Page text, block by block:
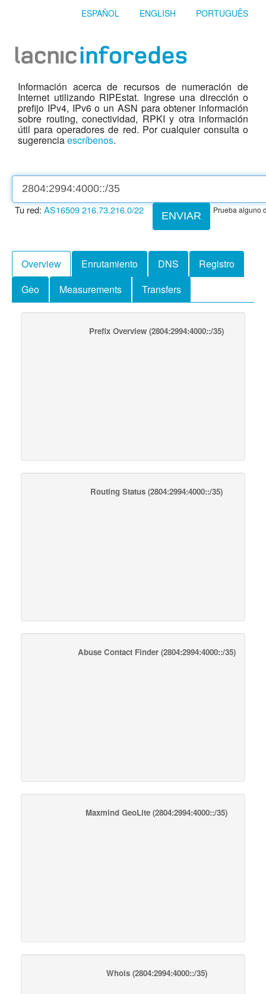
ESPAÑOL ENGLISH PORTUGUÊS
Información acerca de recursos de numeración de
Internet utilizando RIPEstat. Ingrese una dirección o
prefijo IPv4, IPv6 o un ASN para obtener información
sobre routing, conectividad, RPKI y otra información
útil para operadores de red. Por cualquier consulta o
sugerenciaescríbenos.
ENVIAR
Tu red: AS16509216.73.216.0/22 Prueba alguno
Overview Enrutamiento DNS
Registro
Geo
Measurements Transfers
Prefix Overview (2804:2994:4000::/35)
Routing Status (2804:2994:4000::/35)
Abuse Contact Finder(2804:2994:4000::/35)
Maxmind GeoLite (2804:2994:4000::/35)
Whois(2804:2994:4000::/35)